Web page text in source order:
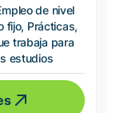
de nivel
fijo, Prácticas,
trabaja para
estudios